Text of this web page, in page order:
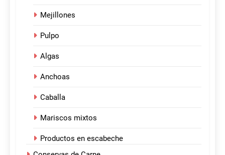
Mejillones
Pulpo
Algas
Anchoas
Caballa
Mariscos mixtos
Productos en escabeche